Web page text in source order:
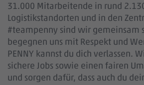
31.000 Mitarbeitende in rund
Logistikstandorten und in den
#teampenny sind wir gemeinsam
begegnen uns mit Respekt und
PENNY kannst du dich verlassen.
sichere Jobs sowie einen fairen
und sorgen dafür, dass auch du